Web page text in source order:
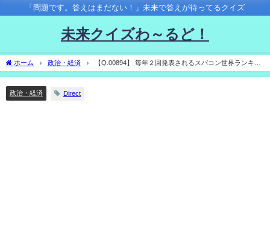
「問題です。答えはまだない！」未来で答えが待ってるクイズ
未来クイズわ～るど！
ホーム 政治・経済
【Q.00894】 毎年２回発表されるスパコン世界ランキン
グ「TOP500」。2022年6月発表のランキングで１位となるスパコンは？
政治・経済 Direct